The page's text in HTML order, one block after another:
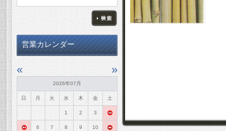
営業カレンダー
« »
2026年07月
日 月 火 水 木 金 土
1 2 3 4
5 6 7 8 9 10 11